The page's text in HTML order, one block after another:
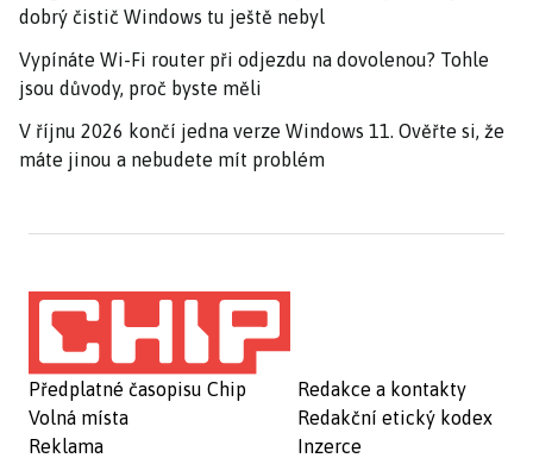
dobrý čistič Windows tu ještě nebyl
Vypínáte Wi-Fi router při odjezdu na dovolenou? Tohle
jsou důvody, proč byste měli
V říjnu 2026 končí jedna verze Windows 11. Ověřte si, že
máte jinou a nebudete mít problém
Předplatné časopisu Chip
Volná místa
Reklama
Redakce a kontakty
Redakční etický kodex
Inzerce